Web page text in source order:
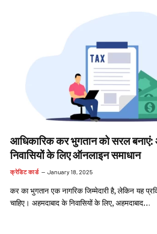
आधिकारिक कर भुगतान को सरल बनाएं:
निवासियों के लिए ऑनलाइन समाधान
क्रेडिट कार्ड January 18, 2025
कर का भुगतान एक नागरिक जिम्मेदारी है, लेकिन यह
चाहिए। अहमदाबाद के निवासियों के लिए, अहमदाबाद…